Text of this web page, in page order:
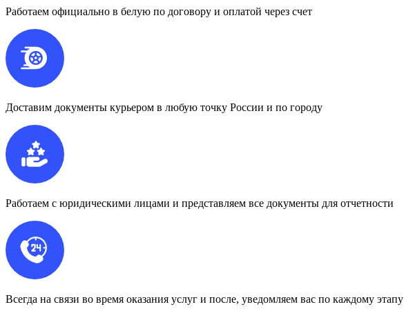
Работаем официально в белую по договору и оплатой через счет
Доставим документы курьером в любую точку России и по городу
Работаем с юридическими лицами и представляем все документы для отчетности
Всегда на связи во время оказания услуг и после, уведомляем вас по каждому этапу